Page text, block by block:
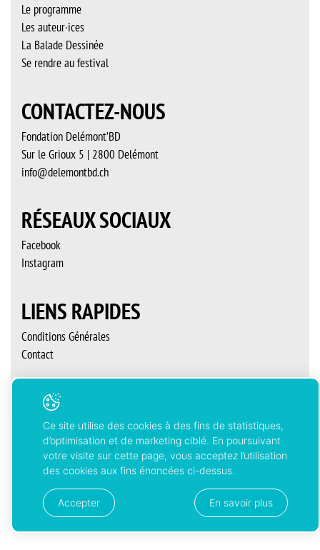
Le programme
Les auteur·ices
La Balade Dessinée
Se rendre au festival
CONTACTEZ-NOUS
Fondation Delémont’BD
Sur le Grioux 5 | 2800 Delémont
info@delemontbd.ch
RÉSEAUX SOCIAUX
Facebook
Instagram
LIENS RAPIDES
Conditions Générales
Contact
Copyright © 2026 Delémont’BD. Tous droits réservés
Created with
byArtionet - Generated with IceCube2.Net
Ce site utilise des cookies à des fins de statistiques,
d’optimisation et de marketing ciblé. En poursuivant
votre visite sur cette page, vous acceptez l’utilisation
des cookies aux fins énoncées ci-dessus.
Accepter En savoir plus